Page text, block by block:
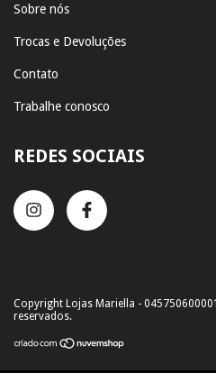
Sobre nós
Trocas e Devoluções
Contato
Trabalhe conosco
REDES SOCIAIS
Copyright Lojas Mariella -
reservados.